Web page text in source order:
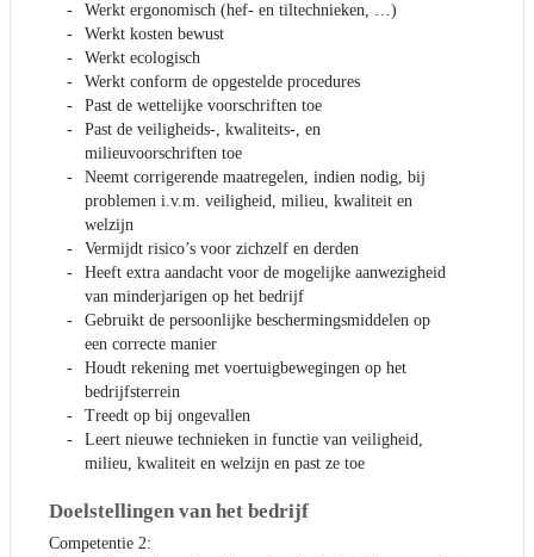
Werkt ergonomisch (hef- en tiltechnieken, …)
Werkt kosten bewust
Werkt ecologisch
Werkt conform de opgestelde procedures
Past de wettelijke voorschriften toe
Past de veiligheids-, kwaliteits-, en
milieuvoorschriften toe
Neemt corrigerende maatregelen, indien nodig, bij
problemen i.v.m. veiligheid, milieu, kwaliteit en
welzijn
Vermijdt risico’s voor zichzelf en derden
Heeft extra aandacht voor de mogelijke aanwezigheid
van minderjarigen op het bedrijf
Gebruikt de persoonlijke beschermingsmiddelen op
een correcte manier
Houdt rekening met voertuigbewegingen op het
bedrijfsterrein
Treedt op bij ongevallen
Leert nieuwe technieken in functie van veiligheid,
milieu, kwaliteit en welzijn en past ze toe
Doelstellingen van het bedrijf
Competentie 2: